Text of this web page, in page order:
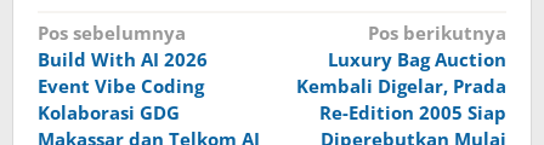
Navigasi
pos
Pos sebelumnya
Build With AI 2026
Event Vibe Coding
Kolaborasi GDG
Makassar dan Telkom AI
Pos berikutnya
Luxury Bag Auction
Kembali Digelar, Prada
Re-Edition 2005 Siap
Diperebutkan Mulai